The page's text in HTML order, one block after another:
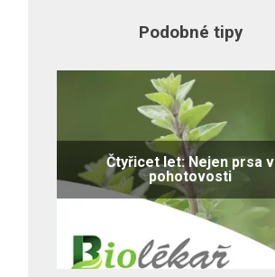
Podobné tipy
Čtyřicet let: Nejen prsa v
pohotovosti